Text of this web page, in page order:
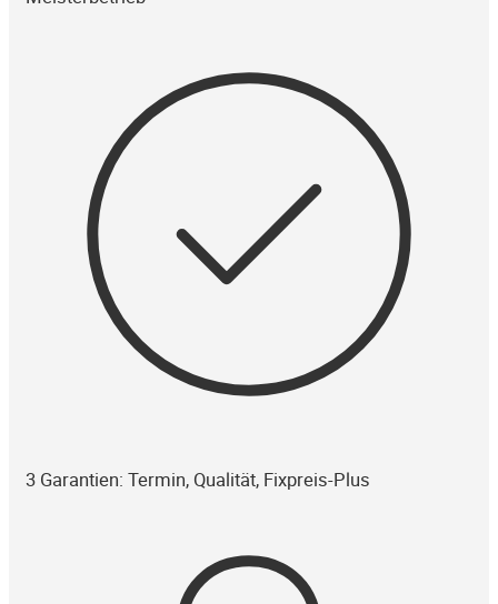
3 Garantien: Termin, Qualität, Fixpreis-Plus